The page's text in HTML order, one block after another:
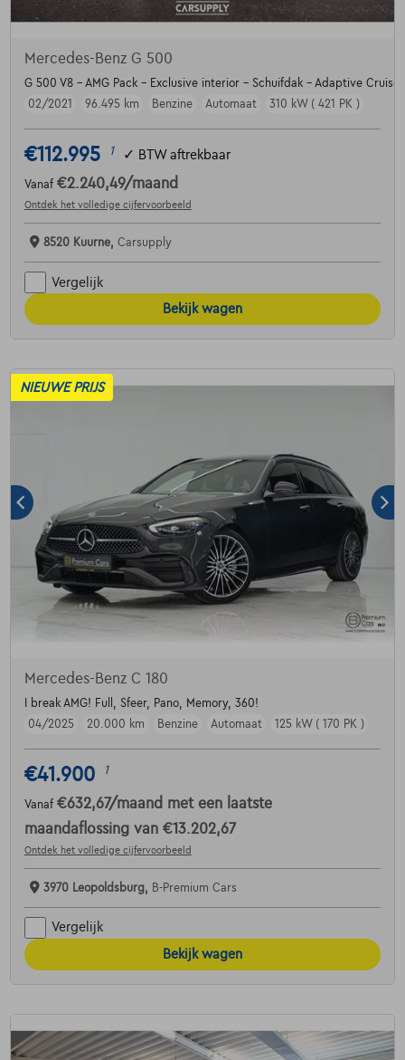
Mercedes-Benz G 500
G 500 V8 - AMG Pack - Exclusive interior - Schuifdak - Adaptive
02/2021
96.495 km Benzine Automaat 310 kW ( 421 PK )
€112.995 1 ✓ BTW aftrekbaar
Vanaf €2.240,49/maand
Ontdek het volledige cijfervoorbeeld
8520 Kuurne, Carsupply
Vergelijk
Bekijk wagen
NIEUWE PRIJS
Mercedes-Benz C 180
I break AMG! Full, Sfeer, Pano, Memory, 360!
04/2025
20.000 km Benzine Automaat 125 kW ( 170 PK )
€41.900 1
Vanaf €632,67/maand met een laatste
maandaflossing van €13.202,67
Ontdek het volledige cijfervoorbeeld
3970 Leopoldsburg, B-Premium Cars
Vergelijk
Bekijk wagen